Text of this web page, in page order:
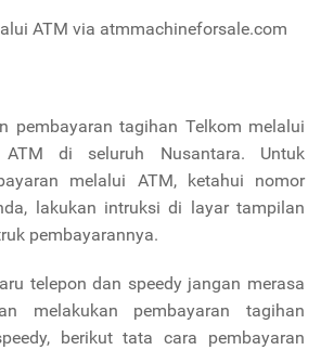
ATM via atmmachineforsale.com
pembayaran tagihan Telkom melalui
di seluruh Nusantara. Untuk
melalui ATM, ketahui nomor
lakukan intruksi di layar tampilan
pembayarannya.
telepon dan speedy jangan merasa
melakukan pembayaran tagihan
berikut tata cara pembayaran